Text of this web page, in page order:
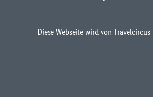
Diese Webseite wird von Travelcircus